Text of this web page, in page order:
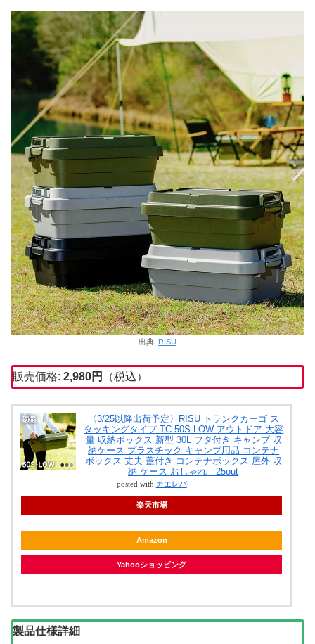
出典: RISU
販売価格: 2,980円 （税込）
〈3/25以降出荷予定〉RISU トランクカーゴ ス
タッキングタイプ TC-50S LOW アウトドア 大容
量 収納ボックス 新型 30L フタ付き キャンプ 収
納ケース プラスチック キャンプ用品 コンテナ
ボックス 丈夫 蓋付き コンテナボックス 屋外 収
納 ケース おしゃれ 25out
posted with カエレバ
楽天市場
Amazon
Yahooショッピング
製品仕様詳細